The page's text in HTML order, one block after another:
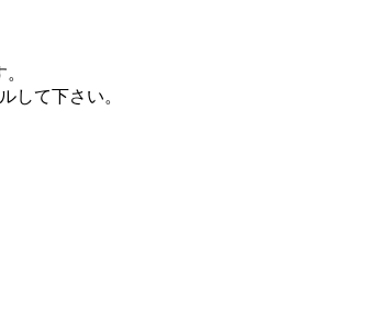
して下さい。